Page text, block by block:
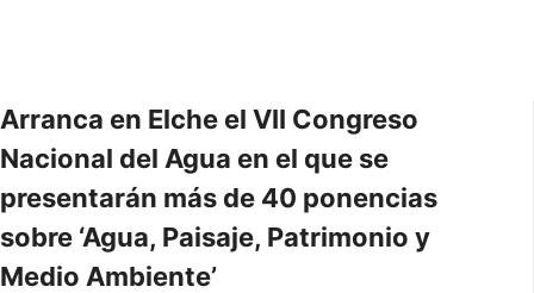
Arranca en Elche el VII Congreso
Nacional del Agua en el que se
presentarán más de 40 ponencias
sobre ‘Agua, Paisaje, Patrimonio y
Medio Ambiente’